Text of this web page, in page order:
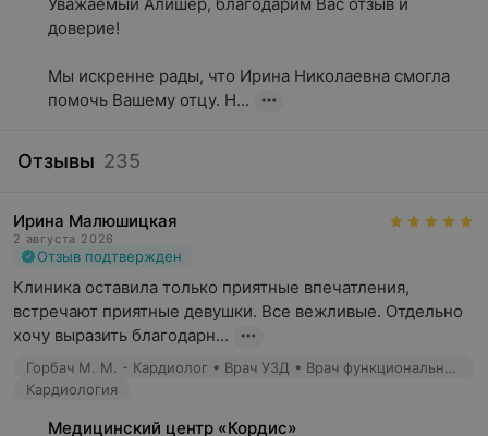
доверие!
Мы искренне рады, что Ирина Николаевна смогла
помочь Вашему отцу. Н...
Отзывы 235
Ирина Малюшицкая
2 августа 2026
Отзыв подтвержден
Клиника оставила только приятные впечатления,
встречают приятные девушки. Все вежливые. Отдельно
хочу выразить благодарн...
Горбач М. М. - Кардиолог • Врач УЗД • Врач функциональной диагностики • Детский кардиолог
Кардиология
Медицинский центр «Кордис»